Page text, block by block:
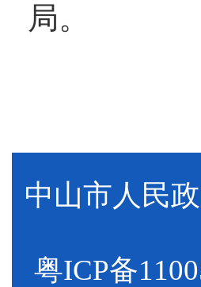
局。
中山市人民
粤ICP备